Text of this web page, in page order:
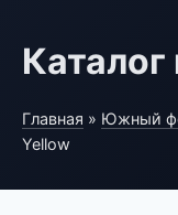
Главная » Южный
Yellow